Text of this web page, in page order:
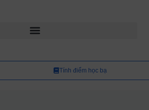
Tính điểm học bạ